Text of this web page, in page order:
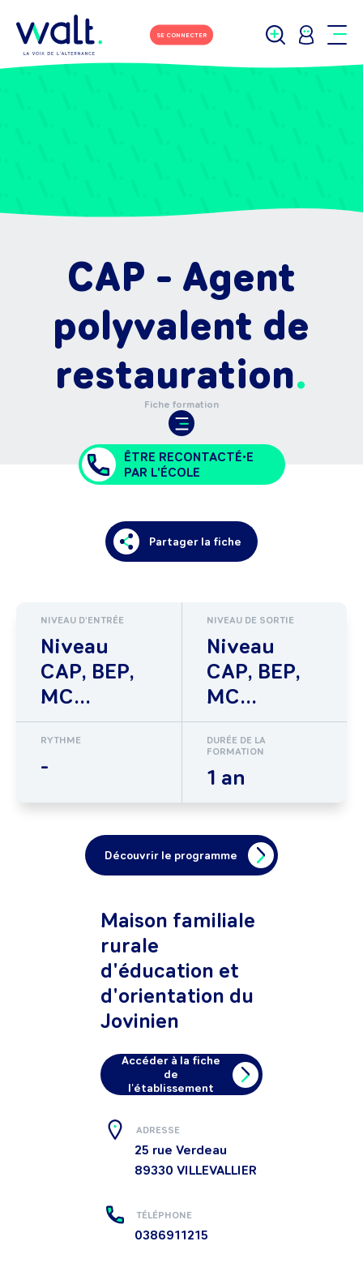
SE CONNECTER
CAP - Agent
polyvalent de
restauration
Fiche formation
ÊTRE RECONTACTÉ•E
PAR L'ÉCOLE
Partager la fiche
NIVEAU D'ENTRÉE
Niveau
CAP, BEP,
MC...
NIVEAU DE SORTIE
Niveau
CAP, BEP,
MC...
RYTHME
-
DURÉE DE LA
FORMATION
1 an
Découvrir le programme
Maison familiale
rurale
d'éducation et
d'orientation du
Jovinien
Accéder à la fiche
de
l'établissement
ADRESSE
25 rue Verdeau
89330 VILLEVALLIER
TÉLÉPHONE
0386911215